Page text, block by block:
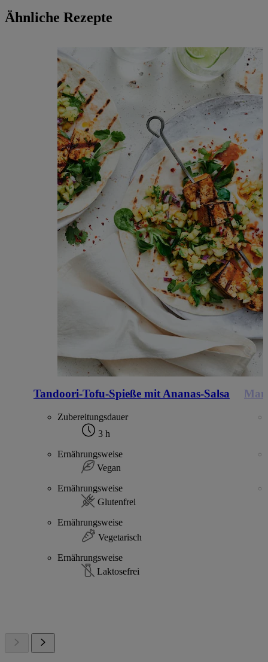
Ähnliche Rezepte
Tandoori-Tofu-Spieße mit Ananas-Salsa
Zubereitungsdauer
3 h
Ernährungsweise
Vegan
Ernährungsweise
Glutenfrei
Ernährungsweise
Vegetarisch
Ernährungsweise
Laktosefrei